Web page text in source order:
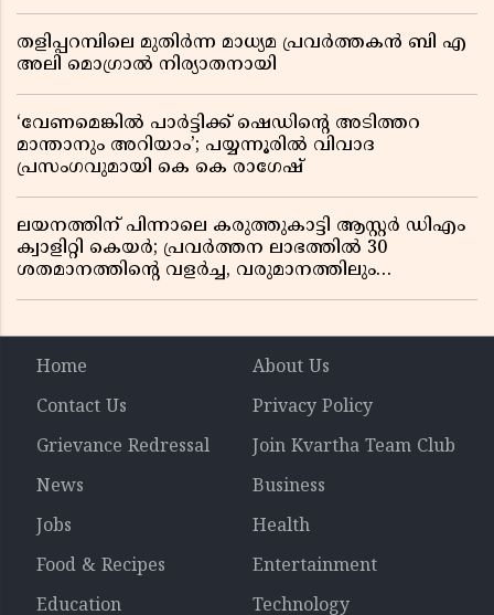
തളിപ്പറമ്പിലെ മുതിർന്ന മാധ്യമ പ്രവർത്തകൻ ബി എ
അലി മൊഗ്രാൽ നിര്യാതനായി
‘വേണമെങ്കിൽ പാർട്ടിക്ക് ഷെഡിൻ്റെ അടിത്തറ
മാന്താനും അറിയാം’; പയ്യന്നൂരിൽ വിവാദ
പ്രസംഗവുമായി കെ കെ രാഗേഷ്
ലയനത്തിന് പിന്നാലെ കരുത്തുകാട്ടി ആസ്റ്റർ ഡിഎം
ക്വാളിറ്റി കെയർ; പ്രവർത്തന ലാഭത്തിൽ 30
ശതമാനത്തിൻ്റെ വളർച്ച, വരുമാനത്തിലും
Home
About Us
Contact Us
Privacy Policy
Grievance Redressal
Join Kvartha Team Club
News
Business
Jobs
Health
Food & Recipes
Entertainment
Education
Technology